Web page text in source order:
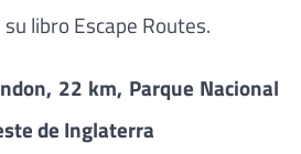
libro Escape Routes.
22 km, Parque Nacional
de Inglaterra